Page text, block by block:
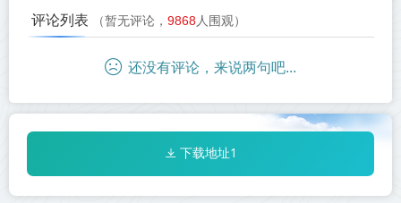
评论列表 （暂无评论， 9868 人围观）
还没有评论，来说两句吧...
下载地址1